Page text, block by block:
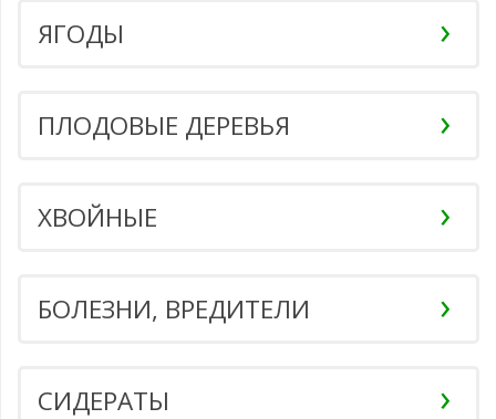
ЯГОДЫ
ПЛОДОВЫЕ ДЕРЕВЬЯ
ХВОЙНЫЕ
БОЛЕЗНИ, ВРЕДИТЕЛИ
СИДЕРАТЫ